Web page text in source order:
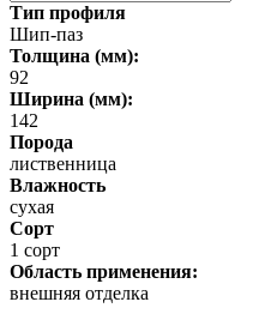
Тип профиля
Шип-паз
Толщина (мм):
92
Ширина (мм):
142
Порода
лиственница
Влажность
сухая
Сорт
1 сорт
Область применения:
внешняя отделка